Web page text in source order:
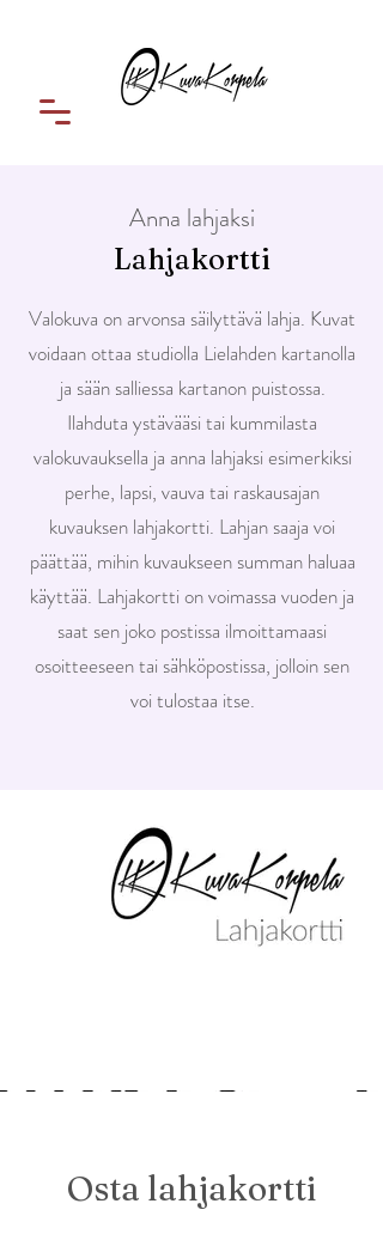
Anna lahjaksi
Lahjakortti
Valokuva on arvonsa säilyttävä lahja. Kuvat
voidaan ottaa studiolla Lielahden kartanolla
ja sään salliessa kartanon puistossa.
Ilahduta ystävääsi tai kummilasta
valokuvauksella ja anna lahjaksi esimerkiksi
perhe, lapsi, vauva tai raskausajan
kuvauksen lahjakortti. Lahjan saaja voi
päättää, mihin kuvaukseen summan haluaa
käyttää. Lahjakortti on voimassa vuoden ja
saat sen joko postissa ilmoittamaasi
osoitteeseen tai sähköpostissa, jolloin sen
voi tulostaa itse.
Osta lahjakortti